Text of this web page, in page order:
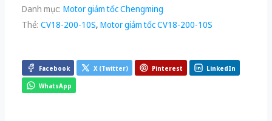
Danh mục: Motor giảm tốc Chengming
Thẻ: CV18-200-10S, Motor giảm tốc CV18-200-10S
Facebook X (Twitter) Pinterest LinkedIn
WhatsApp